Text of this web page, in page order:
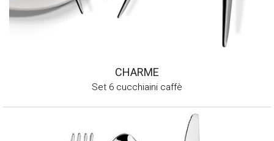
CHARME
Set 6 cucchiaini caffè